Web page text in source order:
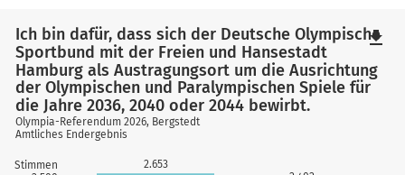
Stimmen
2.653
Ich bin dafür, dass sich der Deutsche Olympische
Sportbund mit der Freien und Hansestadt
Hamburg als Austragungsort um die Ausrichtung
der Olympischen und Paralympischen Spiele für
die Jahre 2036, 2040 oder 2044 bewirbt.
Olympia-Referendum 2026, Bergstedt
Amtliches Endergebnis
file_download